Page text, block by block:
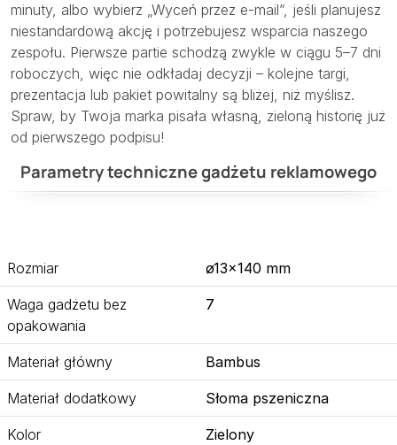
minuty, albo wybierz „Wyceń przez e-mail”, jeśli planujesz
niestandardową akcję i potrzebujesz wsparcia naszego
zespołu. Pierwsze partie schodzą zwykle w ciągu 5–7 dni
roboczych, więc nie odkładaj decyzji – kolejne targi,
prezentacja lub pakiet powitalny są bliżej, niż myślisz.
Spraw, by Twoja marka pisała własną, zieloną historię już
od pierwszego podpisu!
Parametry techniczne gadżetu reklamowego
Rozmiar ø13×140 mm
Waga gadżetu bez
opakowania
7
Materiał główny Bambus
Materiał dodatkowy Słoma pszeniczna
Kolor Zielony